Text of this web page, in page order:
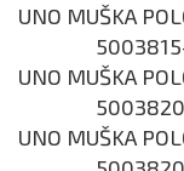
UNO MUŠKA
UNO MUŠKA
UNO MUŠKA